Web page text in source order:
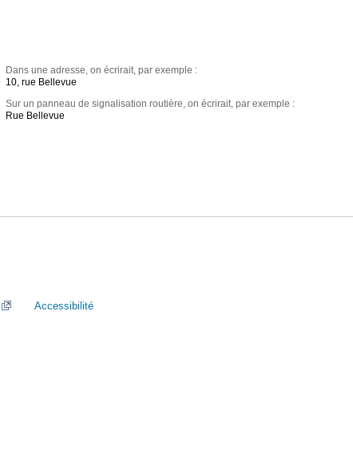
Dans une adresse, on écrirait, par exemple :
10, rue Bellevue
Sur un panneau de signalisation routière, on écrirait, par exemple :
Rue Bellevue
Accessibilité